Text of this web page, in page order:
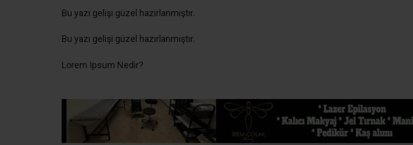
Bu yazı gelişi güzel hazırlanmıştır.
Bu yazı gelişi güzel hazırlanmıştır.
Lorem Ipsum Nedir?